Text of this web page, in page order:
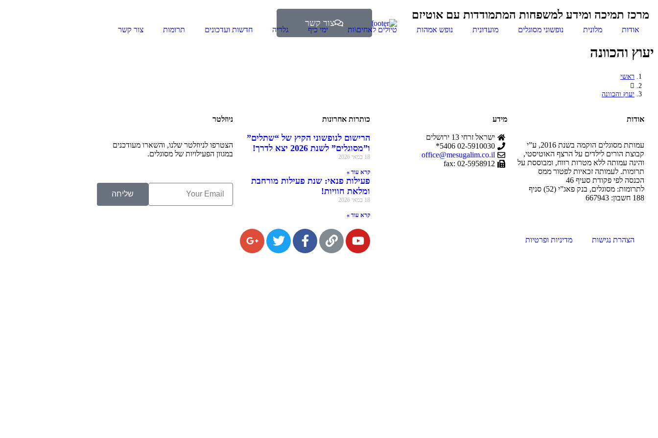
תרומה למסוגלים
מרכז תמיכה ומידע למשפחות המתמודדות עם אוטיזם
צור קשר
אודות מלונית נופשוני מסוגלים מועדונית נופש אמהות טיולים לאחים\ות ימי כיף גלריה חדשות ועדכונים תרומות צור קשר
יעוץ והכוונה
ראשי
יעוץ והכוונה
אודות
עמותת מסוגלים הוקמה בשנת 2016, ע”י
קבוצת הורים לילדים על הרצף האוטיסטי,
והינה עמותה ללא מטרות רווח, ומבוססת על
תרומות. לעמותה זכאיות לפטור ממס
הכנסה לפי פקודת סעיף 46
לתרומות: מסוגלים, בנק פאג”י (52) סניף
188 חשבון: 667943
מידע
ישראל זרחי 13 ירושלים
02-5910030 5406*
office@mesugalim.co.il
fax: 02-5958912
כותרות אחרונות
הרישום לנופשוני הקיץ של “שתלים”
ו”מסוגלים” לשנת 2026 יצא לדרך!
18 במאי 2026
קרא עוד »
פעילות פנאי: שנת פעילות מורחבת
ומלאת חוויות!
18 במאי 2026
קרא עוד »
ניוזלטר
הצטרפו לניוזלטר שלנו, והשארו מעודכנים
במגוון הפעילויות של מסוגלים.
שליחה
הצהרת נגישות מדיניות ופרטיות